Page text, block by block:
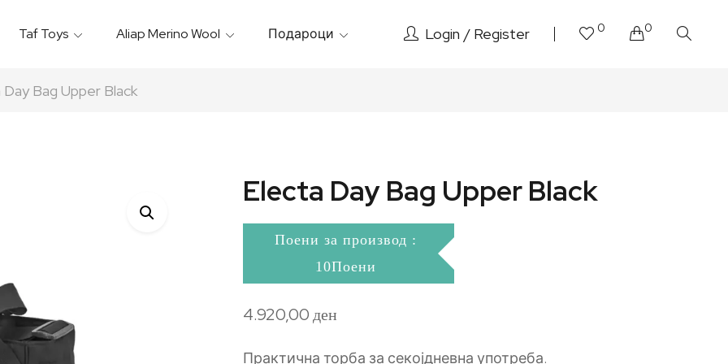
Taf Toys Aliap Merino Wool Подароци Login Register 0 0
Bag Upper Black
Electa Day Bag Upper Black
Поени за производ :
10Поени
4.920,00ден
Практична торба за секојдневна употреба.